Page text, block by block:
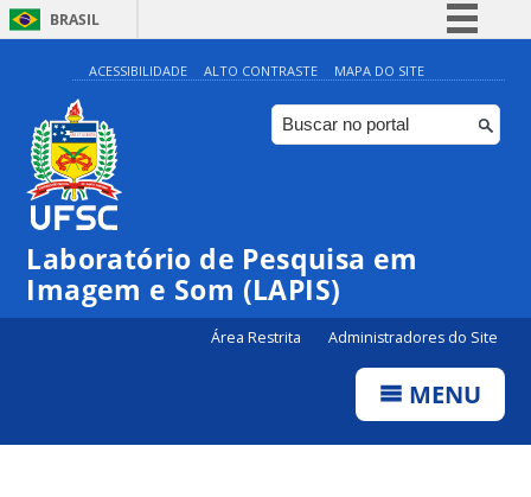
BRASIL
Simplifique!
Comunica BR
Participe
Canais
ACESSIBILIDADE ALTO CONTRASTE MAPA DO SITE
Laboratório de Pesquisa em
Imagem e Som (LAPIS)
Área Restrita Administradores do Site
MENU